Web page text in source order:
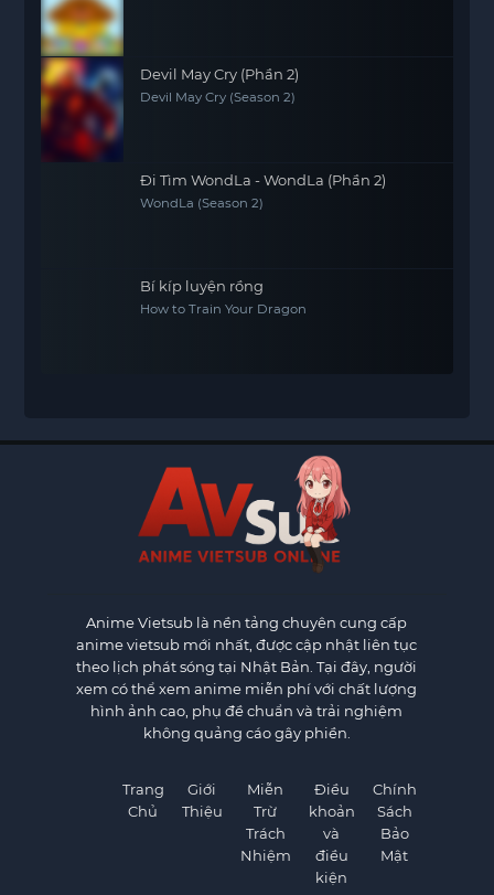
Devil May Cry (Phần 2)
Devil May Cry (Season 2)
Đi Tìm WondLa - WondLa (Phần 2)
WondLa (Season 2)
Bí kíp luyện rồng
How to Train Your Dragon
Anime Vietsub là nền tảng chuyên cung cấp
anime vietsub mới nhất, được cập nhật liên tục
theo lịch phát sóng tại Nhật Bản. Tại đây, người
xem có thể xem anime miễn phí với chất lượng
hình ảnh cao, phụ đề chuẩn và trải nghiệm
không quảng cáo gây phiền.
Trang
Chủ
Giới
Thiệu
Miễn
Trừ
Trách
Nhiệm
Điều
khoản
và
điều
kiện
Chính
Sách
Bảo
Mật